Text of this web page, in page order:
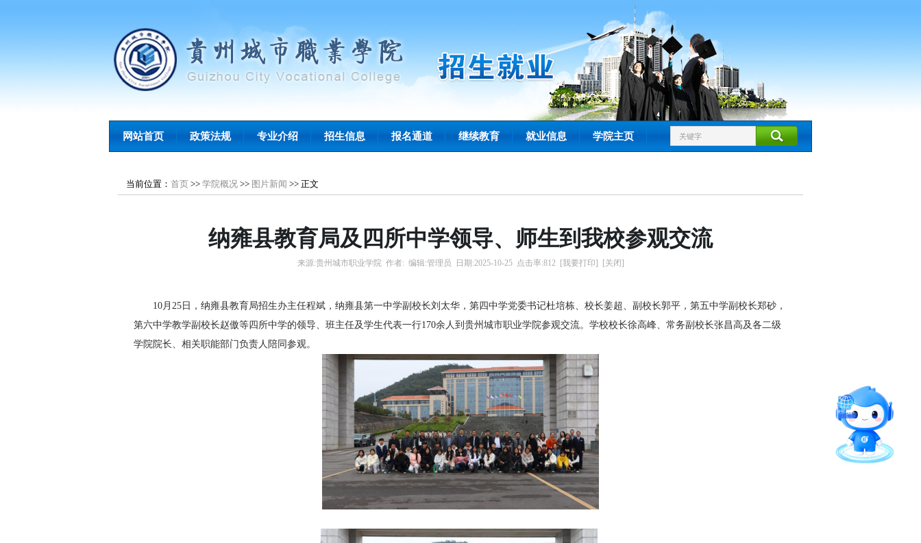
网站首页 政策法规 专业介绍 招生信息 报名通道 继续教育 就业信息 学院主页
当前位置： 首页 >> 学院概况 >> 图片新闻 >> 正文
纳雍县教育局及四所中学领导、师生到我校参观交流
来源:贵州城市职业学院作者: 编辑:管理员 日期:2025-10-25点击率:812 [我要打印] [关闭]
10月25日，纳雍县教育局招生办主任程斌 ，纳雍县第一中学副校长刘太华 ，第四中学党委书记杜培栋、校长姜超、副校长郭平 ，第五中学副校长郑砂 ，
第六中学教学副校长赵傲等四所中学的领导、班主任及学生代表一行170余人到贵州城市职业学院参观交流。学校校长徐高峰、常务副校长张昌高及各二级
学院院长、相关职能部门负责人陪同参观。